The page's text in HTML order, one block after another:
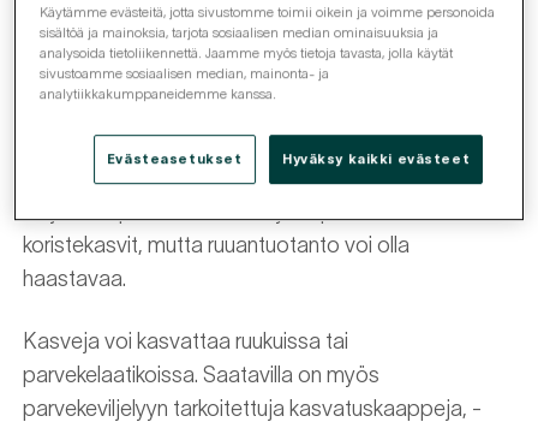
Parvekkeen ilmansuunta, koko ja tuulisuus vaikuttavat
siihen, mitä kasveja parvekkeella voi viljellä. Parhaiten
Eteläparvekkeen viljelmät vaativat paljon kastelua ja
tarvittaessa lisävarjoa. Pohjoiseen suunnatulla tai
koristekasvit, mutta ruuantuotanto voi olla
haastavaa.
Kasveja voi kasvattaa ruukuissa tai
parvekelaatikoissa. Saatavilla on myös
parvekeviljelyyn tarkoitettuja kasvatuskaappeja, -
Käytämme evästeitä, jotta sivustomme toimii oikein ja voimme personoida
sisältöä ja mainoksia, tarjota sosiaalisen median ominaisuuksia ja
analysoida tietoliikennettä. Jaamme myös tietoja tavasta, jolla käytät
sivustoamme sosiaalisen median, mainonta- ja
analytiikkakumppaneidemme kanssa.
Evästeasetukset Hyväksy kaikki evästeet